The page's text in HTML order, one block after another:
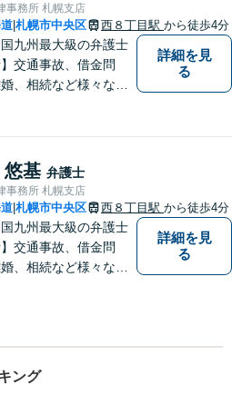
事務所 札幌支店
札幌市中央区 西８丁目駅 から徒歩4分
国九州最大級の弁護士
交通事故、借金問
、相続など様々な問
詳細を見
る
悠基 弁護士
事務所 札幌支店
札幌市中央区 西８丁目駅 から徒歩4分
国九州最大級の弁護士
交通事故、借金問
、相続など様々な問
詳細を見
る
ング